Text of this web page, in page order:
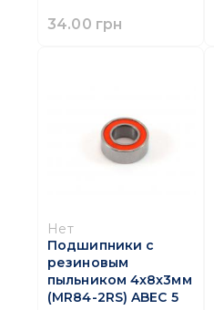
34.00 грн
Нет
Подшипники с
резиновым
пыльником 4x8x3мм
(MR84-2RS) ABEC 5